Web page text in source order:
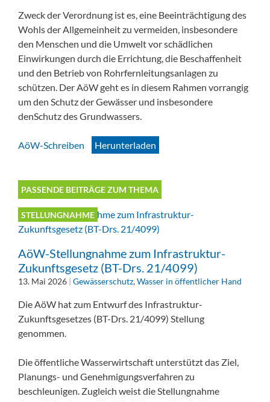
Zweck der Verordnung ist es, eine Beeinträchtigung des
Wohls der Allgemeinheit zu vermeiden, insbesondere
den Menschen und die Umwelt vor schädlichen
Einwirkungen durch die Errichtung, die Beschaffenheit
und den Betrieb von Rohrfernleitungsanlagen zu
schützen. Der AöW geht es in diesem Rahmen vorrangig
um den Schutz der Gewässer und insbesondere
denSchutz des Grundwassers.
AöW-Schreiben Herunterladen
PASSENDE BEITRÄGE ZUM THEMA
STELLUNGNAHME
AöW-Stellungnahme zum Infrastruktur-
Zukunftsgesetz (BT-Drs. 21/4099)
13. Mai 2026 | Gewässerschutz,Wasser in öffentlicher Hand
Die AöW hat zum Entwurf des Infrastruktur-
Zukunftsgesetzes (BT-Drs. 21/4099) Stellung
genommen.
Die öffentliche Wasserwirtschaft unterstützt das Ziel,
Planungs- und Genehmigungsverfahren zu
beschleunigen. Zugleich weist die Stellungnahme